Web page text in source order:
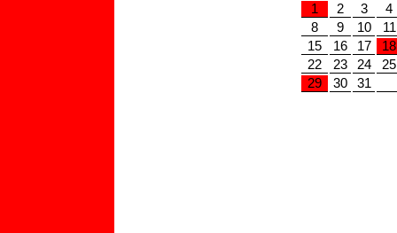
1
2 3
4
8
9 10
11
15
16 17
18
22
23 24
25
29
30 31